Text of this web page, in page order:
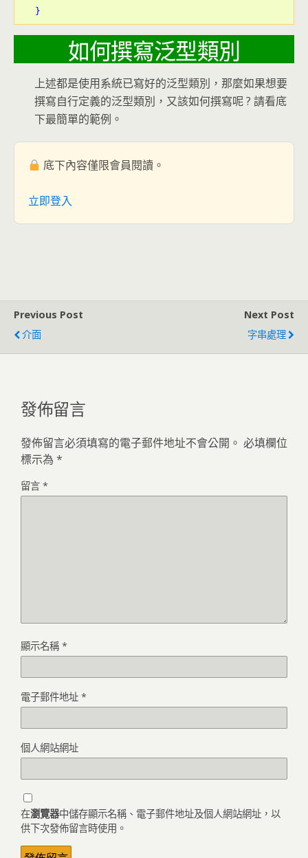
如何撰寫泛型類別
上述都是使用系統已寫好的泛型類別，那麼如果想要
撰寫自行定義的泛型類別，又該如何撰寫呢 ? 請看底
下最簡單的範例。
底下內容僅限會員閱讀。
立即登入
Previous Post
介面
Next Post
字串處理
發佈留言
發佈留言必須填寫的電子郵件地址不會公開。 必填欄位
標示為 *
留言 *
顯示名稱 *
電子郵件地址 *
個人網站網址
在瀏覽器中儲存顯示名稱、電子郵件地址及個人網站網址，以
供下次發佈留言時使用。